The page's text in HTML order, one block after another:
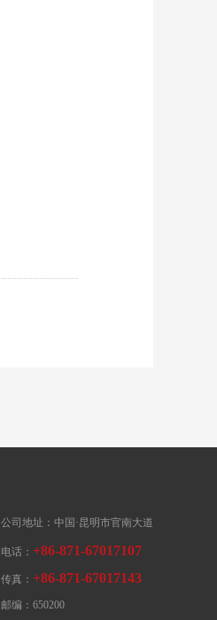
公司地址：中国·昆明市官南大道
电话： +86-871-67017107
传真： +86-871-67017143
邮编：650200